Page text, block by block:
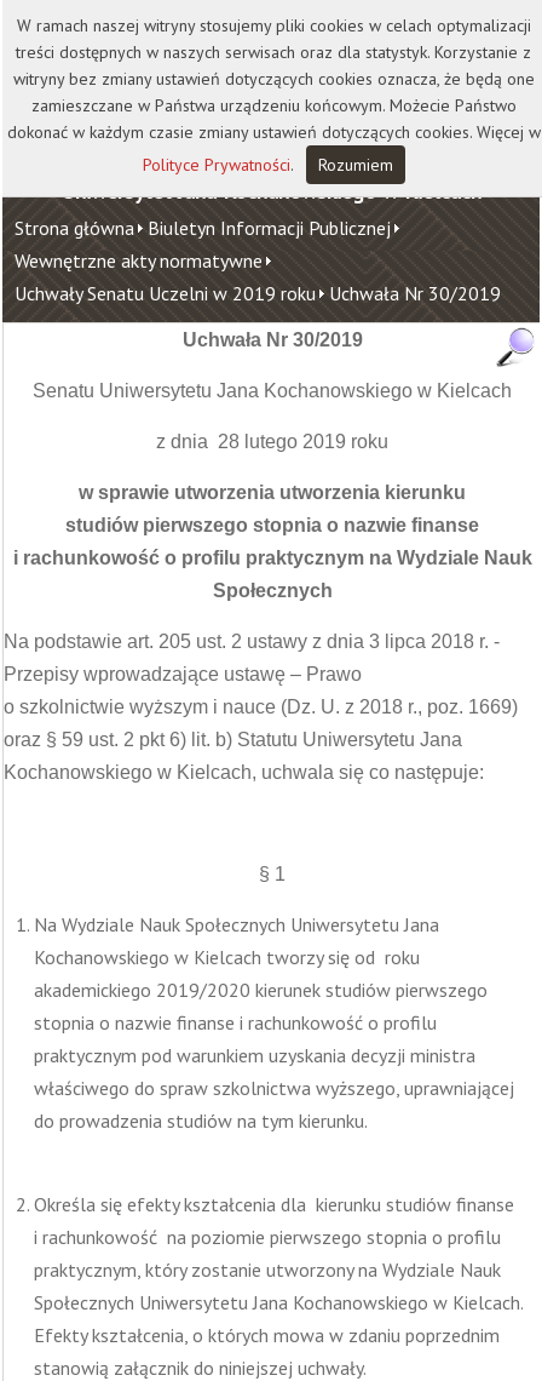
Kontakt Biblioteka
Wydawnictwo
Wirtualna Uczelnia
Uniwersytet Jana Kochanowskiego w Kielcach
Strona główna Biuletyn Informacji Publicznej
Wewnętrzne akty normatywne
Uchwały Senatu Uczelni w 2019 roku Uchwała Nr 30/2019
Uchwała Nr 30/2019
Senatu Uniwersytetu Jana Kochanowskiego w Kielcach
z dnia 28 lutego 2019 roku
w sprawie utworzenia utworzenia kierunku
studiów pierwszego stopnia o nazwie finanse
i rachunkowość o profilu praktycznym na Wydziale Nauk
Społecznych
Na podstawie art. 205 ust. 2 ustawy z dnia 3 lipca 2018 r. -
Przepisy wprowadzające ustawę – Prawo
o szkolnictwie wyższym i nauce (Dz. U. z 2018 r., poz. 1669)
oraz § 59 ust. 2 pkt 6) lit. b) Statutu Uniwersytetu Jana
Kochanowskiego w Kielcach, uchwala się co następuje:
§ 1
Na Wydziale Nauk Społecznych Uniwersytetu Jana
Kochanowskiego w Kielcach tworzy się od roku
akademickiego 2019/2020 kierunek studiów pierwszego
stopnia o nazwie finanse i rachunkowość o profilu
praktycznym pod warunkiem uzyskania decyzji ministra
właściwego do spraw szkolnictwa wyższego, uprawniającej
do prowadzenia studiów na tym kierunku.
Określa się efekty kształcenia dla kierunku studiów finanse
i rachunkowość na poziomie pierwszego stopnia o profilu
praktycznym, który zostanie utworzony na Wydziale Nauk
Społecznych Uniwersytetu Jana Kochanowskiego w Kielcach.
Efekty kształcenia, o których mowa w zdaniu poprzednim
stanowią załącznik do niniejszej uchwały.
W ramach naszej witryny stosujemy pliki cookies w celach optymalizacji
treści dostępnych w naszych serwisach oraz dla statystyk. Korzystanie z
witryny bez zmiany ustawień dotyczących cookies oznacza, że będą one
zamieszczane w Państwa urządzeniu końcowym. Możecie Państwo
dokonać w każdym czasie zmiany ustawień dotyczących cookies. Więcej w
Polityce Prywatności. Rozumiem